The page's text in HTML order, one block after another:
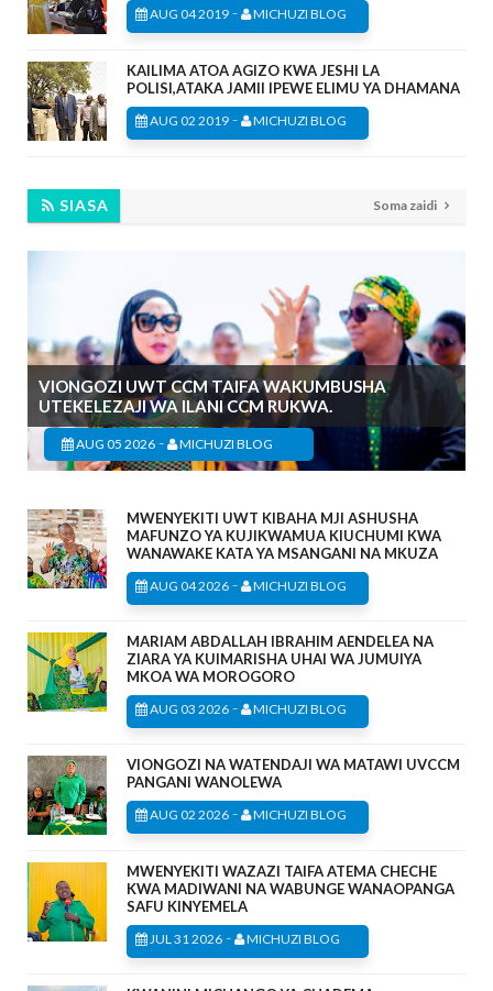
AUG 04 2019 - MICHUZI BLOG
KAILIMA ATOA AGIZO KWA JESHI LA
POLISI,ATAKA JAMII IPEWE ELIMU YA DHAMANA
AUG 02 2019 - MICHUZI BLOG
SIASA Soma zaidi
VIONGOZI UWT CCM TAIFA WAKUMBUSHA
UTEKELEZAJI WA ILANI CCM RUKWA.
AUG 05 2026 - MICHUZI BLOG
MWENYEKITI UWT KIBAHA MJI ASHUSHA
MAFUNZO YA KUJIKWAMUA KIUCHUMI KWA
WANAWAKE KATA YA MSANGANI NA MKUZA
AUG 04 2026 - MICHUZI BLOG
MARIAM ABDALLAH IBRAHIM AENDELEA NA
ZIARA YA KUIMARISHA UHAI WA JUMUIYA
MKOA WA MOROGORO
AUG 03 2026 - MICHUZI BLOG
VIONGOZI NA WATENDAJI WA MATAWI UVCCM
PANGANI WANOLEWA
AUG 02 2026 - MICHUZI BLOG
MWENYEKITI WAZAZI TAIFA ATEMA CHECHE
KWA MADIWANI NA WABUNGE WANAOPANGA
SAFU KINYEMELA
JUL 31 2026 - MICHUZI BLOG